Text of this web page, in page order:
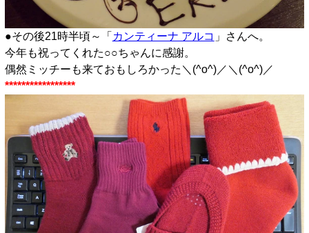
●その後21時半頃～「 カンティーナ アルコ 」さんへ。
今年も祝ってくれた○○ちゃんに感謝。
偶然ミッチーも来ておもしろかった＼(^o^)／＼(^o^)／
*****************